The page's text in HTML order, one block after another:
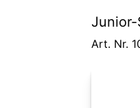
Art. Nr.